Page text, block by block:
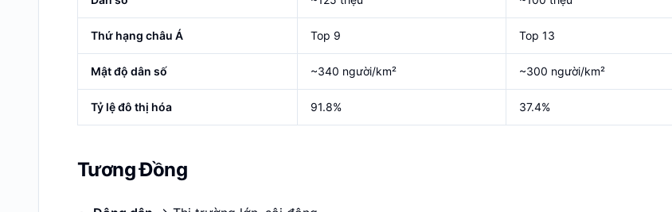
Thứ hạng châu Á Top 9 Top 13
Mật độ dân số ~340 người/km² ~300 người/km²
Tỷ lệ đô thị hóa 91.8% 37.4%
Tương Đồng